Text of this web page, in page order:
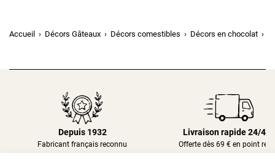
Accueil Décors Gâteaux Décors comestibles Décors en chocolat
Depuis 1932
Fabricant français reconnu
Livraison rapide 24/48h
Offerte dès 69 € en point